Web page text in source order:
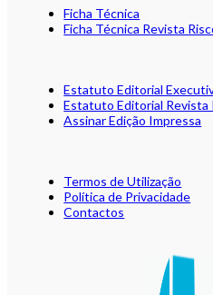
Ficha Técnica
Ficha Técnica Revista
Estatuto Editorial
Estatuto Editorial Revista
Assinar Edição Impressa
Termos de Utilização
Política de Privacidade
Contactos